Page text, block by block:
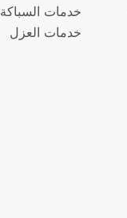
خدمات السباكة
خدمات العزل